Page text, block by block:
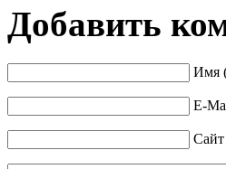
Добавить
Имя
E-
Сайт